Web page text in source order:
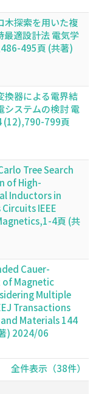
木探索を用いた複
最適設計法 電気学
495頁 (共著)
換器による電界結
システムの検討 電
(12),790-799頁
Tree Search
of High-
Inductors in
IEEE
4頁 (共
Cauer-
Magnetic
Multiple
Transactions
Materials 144
) 2024/06
全件表示（38件）